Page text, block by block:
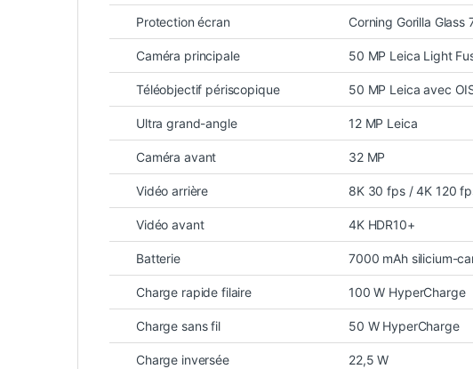
Protection écran Corning Gorilla Glass
Caméra principale 50 MP Leica Light
Téléobjectif périscopique 50 MP Leica avec
Ultra grand-angle 12 MP Leica
Caméra avant 32 MP
Vidéo arrière 8K 30 fps / 4K 120
Vidéo avant 4K HDR10+
Batterie 7000 mAh silicium-
Charge rapide filaire 100 W HyperCharge
Charge sans fil 50 W HyperCharge
Charge inversée 22,5 W